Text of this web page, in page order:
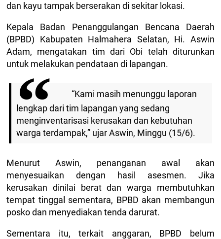
dan kayu tampak berserakan di sekitar lokasi.
Kepala Badan Penanggulangan Bencana Daerah
(BPBD) Kabupaten Halmahera Selatan, Hi. Aswin
Adam, mengatakan tim dari Obi telah diturunkan
untuk melakukan pendataan di lapangan.
“Kami masih menunggu laporan
lengkap dari tim lapangan yang sedang
menginventarisasi kerusakan dan kebutuhan
warga terdampak,” ujar Aswin, Minggu (15/6).
Menurut Aswin, penanganan awal akan
menyesuaikan dengan hasil asesmen. Jika
kerusakan dinilai berat dan warga membutuhkan
tempat tinggal sementara, BPBD akan membangun
posko dan menyediakan tenda darurat.
Sementara itu, terkait anggaran, BPBD belum